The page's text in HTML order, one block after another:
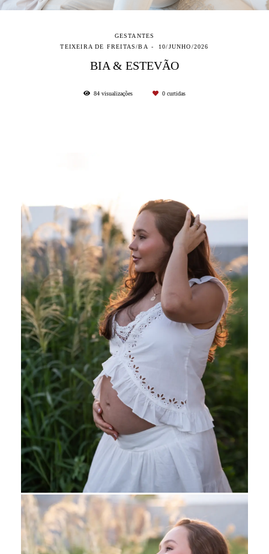
GESTANTES
TEIXEIRA DE FREITAS/BA
10/JUNHO/2026
BIA & ESTEVÃO
84 visualizações 0 curtidas